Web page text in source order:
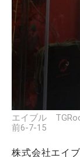
エイブル
前6-7-15
株式会社エイ